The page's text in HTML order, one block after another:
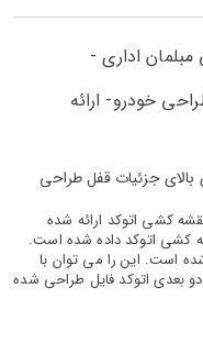
اداری -
خودرو- ارائه
بالای جزئیات قفل طراحی
کشی اتوکد ارائه شده
کشی اتوکد داده شده است.
شده است. این را می توان با
بعدی اتوکد فایل طراحی شده